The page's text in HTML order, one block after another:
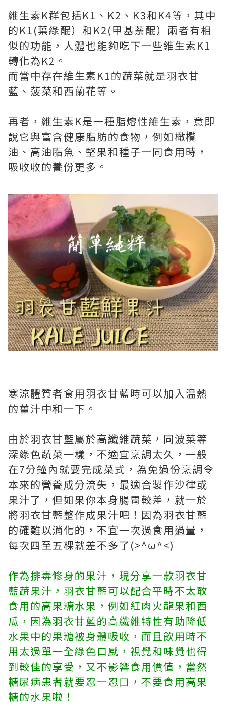
維生素K群包括K1、K2、K3和K4等，其中
的K1(葉綠醌）和K2(甲基萘醌）兩者有相
似的功能，人體也能夠吃下一些維生素K1
轉化為K2。
而當中存在維生素K1的蔬菜就是羽衣甘
藍、菠菜和西蘭花等。
再者，維生素K是一種脂熔性維生素，意即
說它與富含健康脂肪的食物，例如橄㰖
油、高油脂魚、堅果和種子一同食用時，
吸收收的養份更多。
寒涼體質者食用羽衣甘藍時可以加入温熱
的薑汁中和一下。
由於羽衣甘藍屬於高纖維蔬菜，同波菜等
深綠色蔬菜一樣，不適宜烹調太久，一般
在7分鐘內就要完成菜式，為免過份烹調令
本來的營養成分流失，最適合製作沙律或
果汁了，但如果你本身腸胃較差，就一於
將羽衣甘藍整作成果汁吧！因為羽衣甘藍
的確難以消化的，不宜一次過食用過量，
每次四至五棵就差不多了(>^ω^<)
作為排毒修身的果汁，現分享一款羽衣甘
藍蔬果汁，羽衣甘藍可以配合平時不太敢
食用的高果糖水果，例如紅肉火龍果和西
瓜，因為羽衣甘藍的高纖維特性有助降低
水果中的果糖被身體吸收，而且飲用時不
用太過單一全綠色口感，視覺和味覺也得
到較佳的享受，又不影響食用價值，當然
糖尿病患者就要忍一忍口，不要食用高果
糖的水果啦！